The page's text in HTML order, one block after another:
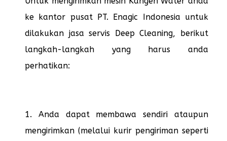
ke kantor pusat PT. Enagic Indonesia untuk
dilakukan jasa servis Deep Cleaning, berikut
langkah-langkah yang harus anda
perhatikan:
1. Anda dapat membawa sendiri ataupun
mengirimkan (melalui kurir pengiriman seperti